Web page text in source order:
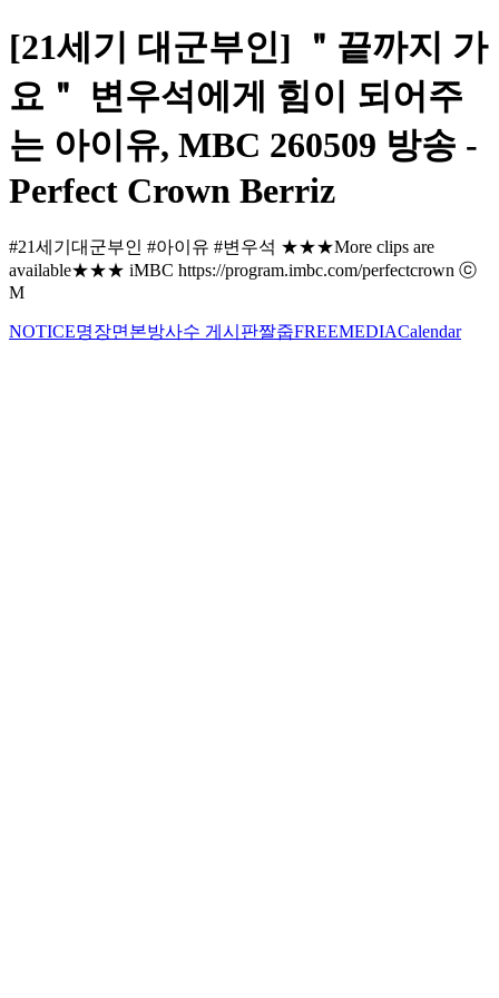
[21세기 대군부인] ＂끝까지 가
요＂ 변우석에게 힘이 되어주
는 아이유, MBC 260509 방송 -
Perfect Crown Berriz
#21세기대군부인 #아이유 #변우석 ★★★More clips are
available★★★ iMBC https://program.imbc.com/perfectcrown ⓒ
M
NOTICE명장면 본방사수 게시판짤줍FREEMEDIACalendar